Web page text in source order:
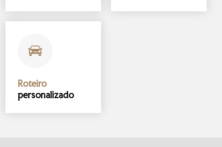
Roteiro
personalizado